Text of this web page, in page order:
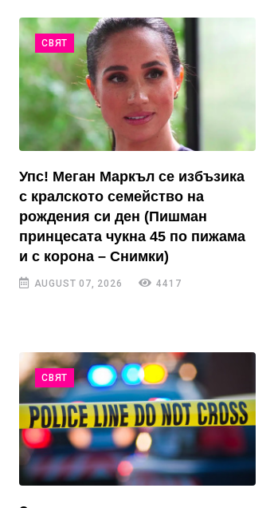
СВЯТ
Упс! Меган Маркъл се избъзика
с кралското семейство на
рождения си ден (Пишман
принцесата чукна 45 по пижама
и с корона – Снимки)
AUGUST 07, 2026 4417
СВЯТ